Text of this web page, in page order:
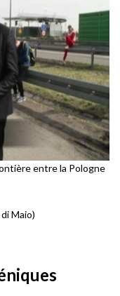
entre la Pologne
Maio)